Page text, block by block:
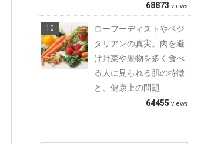
68873 views
ローフーディストやベジ
タリアンの真実。肉を避
け野菜や果物を多く食べ
る人に見られる肌の特徴
と、健康上の問題
64455 views